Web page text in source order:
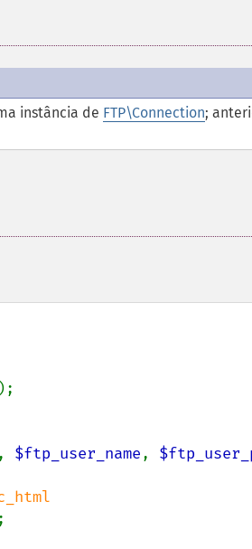
instância de FTP\Connection;
);
, $ftp_user_name,